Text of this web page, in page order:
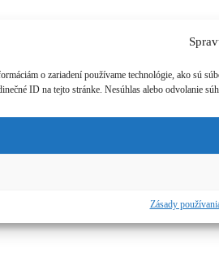
o zariadení používame technológie, ako sú
ID na tejto stránke. Nesúhlas alebo odvolanie
Zásady